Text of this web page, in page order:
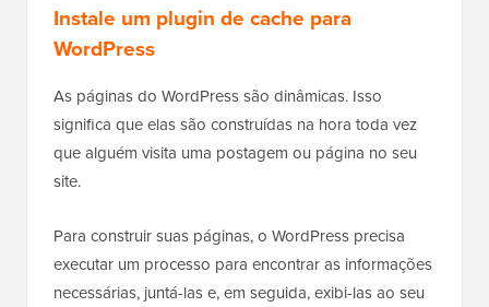
Instale um plugin de cache para
WordPress
As páginas do WordPress são dinâmicas. Isso
significa que elas são construídas na hora toda vez
que alguém visita uma postagem ou página no seu
site.
Para construir suas páginas, o WordPress precisa
executar um processo para encontrar as informações
necessárias, juntá-las e, em seguida, exibi-las ao seu